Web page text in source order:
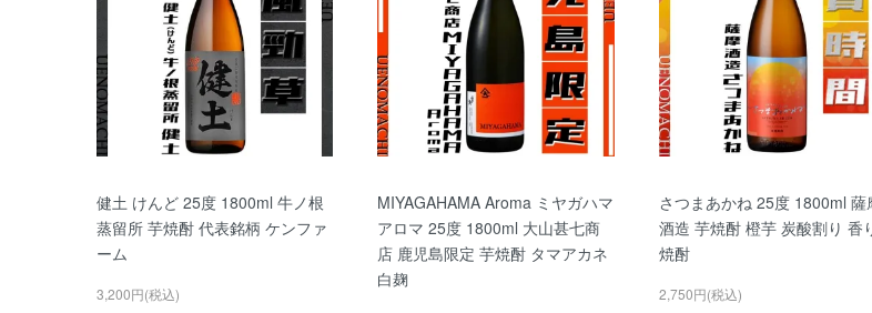
健土 けんど 25度 1800ml 牛ノ根
蒸留所 芋焼酎 代表銘柄 ケンファ
ーム
3,200円(税込)
MIYAGAHAMA Aroma ミヤガハマ
アロマ 25度 1800ml 大山甚七商
店 鹿児島限定 芋焼酎 タマアカネ
白麹
さつまあかね 25度 1800ml 薩
酒造 芋焼酎 橙芋 炭酸割り 香
焼酎
2,750円(税込)